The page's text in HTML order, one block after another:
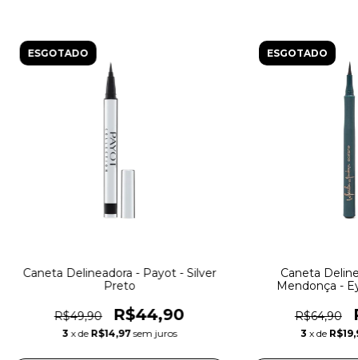
ESGOTADO
Caneta Delineadora - Payot - Silver
Preto
R$49,90 R$44,90
3 x de R$14,97 sem juros
ESGOTADO
Caneta
Mendonça -
R$64,90
3 x de